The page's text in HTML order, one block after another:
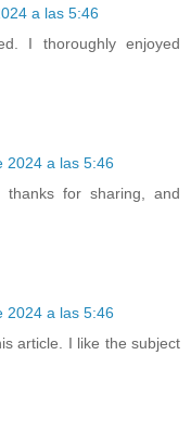
a las 5:46
I thoroughly enjoyed
2024 a las 5:46
thanks for sharing, and
2024 a las 5:46
article. I like the subject